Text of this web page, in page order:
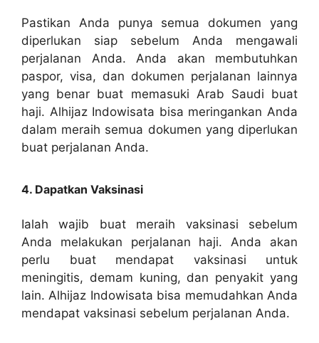
Pastikan Anda punya semua dokumen yang
diperlukan siap sebelum Anda mengawali
perjalanan Anda. Anda akan membutuhkan
paspor, visa, dan dokumen perjalanan lainnya
yang benar buat memasuki Arab Saudi buat
haji. Alhijaz Indowisata bisa meringankan Anda
dalam meraih semua dokumen yang diperlukan
buat perjalanan Anda.
4. Dapatkan Vaksinasi
Ialah wajib buat meraih vaksinasi sebelum
Anda melakukan perjalanan haji. Anda akan
perlu buat mendapat vaksinasi untuk
meningitis, demam kuning, dan penyakit yang
lain. Alhijaz Indowisata bisa memudahkan Anda
mendapat vaksinasi sebelum perjalanan Anda.